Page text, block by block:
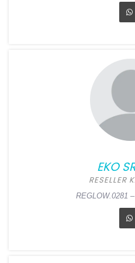
EKO
RESELLER
REGLOW.0281